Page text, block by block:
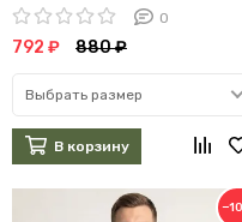
0
792 ₽ 880 ₽
Выбрать размер
В корзину